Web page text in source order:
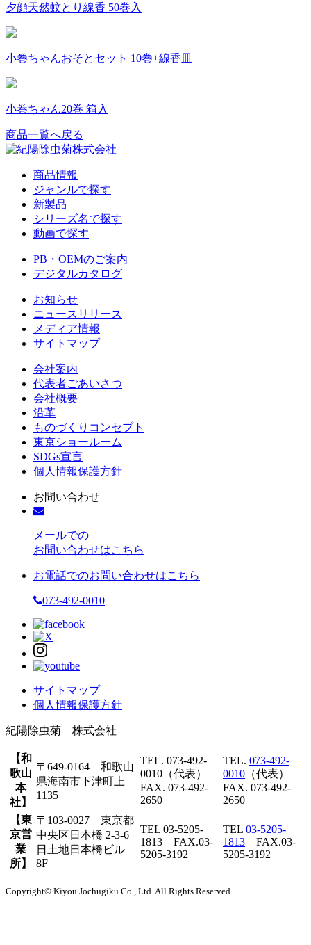
夕顔天然蚊とり線香 50巻入
小巻ちゃんおそとセット 10巻+線香皿
小巻ちゃん20巻 箱入
商品一覧へ戻る
商品情報
ジャンルで探す
新製品
シリーズ名で探す
動画で探す
PB・OEMのご案内
デジタルカタログ
お知らせ
ニュースリリース
メディア情報
サイトマップ
会社案内
代表者ごあいさつ
会社概要
沿革
ものづくりコンセプト
東京ショールーム
SDGs宣言
個人情報保護方針
お問い合わせ
メールでの
お問い合わせはこちら
お電話でのお問い合わせはこちら
073-492-0010
サイトマップ
個人情報保護方針
紀陽除虫菊 株式会社
【和
歌山
本
社】
〒649-0164 和歌山
県海南市下津町上
1135
TEL. 073-492-
0010（代表）
FAX. 073-492-
2650
TEL. 073-492-
0010 （代表）
FAX. 073-492-
2650
【東
京営
業
所】
〒103-0027 東京都
中央区日本橋 2-3-6
日土地日本橋ビル
8F
TEL 03-5205-
1813 FAX.03-
5205-3192
TEL 03-5205-
1813 FAX.03-
5205-3192
Copyright© Kiyou Jochugiku Co., Ltd. All Rights Reserved.